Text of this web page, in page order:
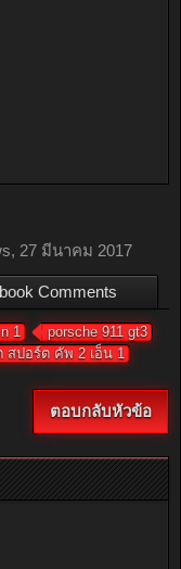
, 27 มีนาคม 2017
Comments
1
porsche 911 gt3
ปอร์ต คัพ 2 เอ็น 1
ตอบกลับหัวข้อ